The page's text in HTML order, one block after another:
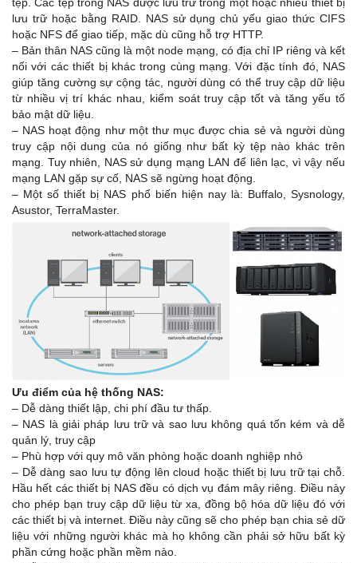
lưu trữ hoặc bằng RAID. NAS sử dụng chủ yếu giao thức CIFS
hoặc NFS để giao tiếp, mặc dù cũng hỗ trợ HTTP.
– Bản thân NAS cũng là một node mạng, có địa chỉ IP riêng và kết
nối với các thiết bị khác trong cùng mạng. Với đặc tính đó, NAS
giúp tăng cường sự cộng tác, người dùng có thể truy cập dữ liệu
từ nhiều vị trí khác nhau, kiểm soát truy cập tốt và tăng yếu tố
bảo mật dữ liệu.
– NAS hoạt động như một thư mục được chia sẻ và người dùng
truy cập nội dung của nó giống như bất kỳ tệp nào khác trên
mạng. Tuy nhiên, NAS sử dụng mạng LAN để liên lạc, vì vậy nếu
mạng LAN gặp sự cố, NAS sẽ ngừng hoạt động.
– Một số thiết bị NAS phổ biến hiện nay là: Buffalo, Sysnology,
Asustor, TerraMaster.
Ưu điểm của hệ thống NAS:
– Dễ dàng thiết lập, chi phí đầu tư thấp.
– NAS là giải pháp lưu trữ và sao lưu không quá tốn kém và dễ
quản lý, truy cập
– Phù hợp với quy mô văn phòng hoặc doanh nghiệp nhỏ
– Dễ dàng sao lưu tự động lên cloud hoặc thiết bị lưu trữ tại chỗ.
Hầu hết các thiết bị NAS đều có dịch vụ đám mây riêng. Điều này
cho phép bạn truy cập dữ liệu từ xa, đồng bộ hóa dữ liệu đó với
các thiết bị và internet. Điều này cũng sẽ cho phép bạn chia sẻ dữ
liệu với những người khác mà họ không cần phải sở hữu bất kỳ
phần cứng hoặc phần mềm nào.